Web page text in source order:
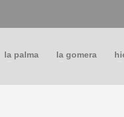
la palma la gomera